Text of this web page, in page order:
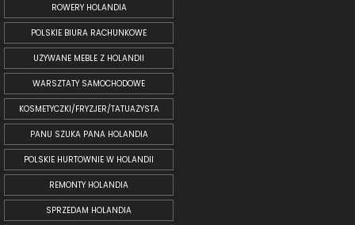
ROWERY HOLANDIA
POLSKIE BIURA RACHUNKOWE
UŻYWANE MEBLE Z HOLANDII
WARSZTATY SAMOCHODOWE
KOSMETYCZKI/FRYZJER/TATUAŻYSTA
PANU SZUKA PANA HOLANDIA
POLSKIE HURTOWNIE W HOLANDII
REMONTY HOLANDIA
SPRZEDAM HOLANDIA